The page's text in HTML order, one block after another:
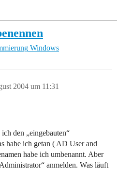
Windows
2004 um 11:31
den „eingebauten“
habe ich getan ( AD User and
habe ich umbenannt. Aber
anmelden. Was läuft